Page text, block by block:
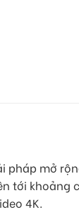
pháp mở
tới khoảng
4K.